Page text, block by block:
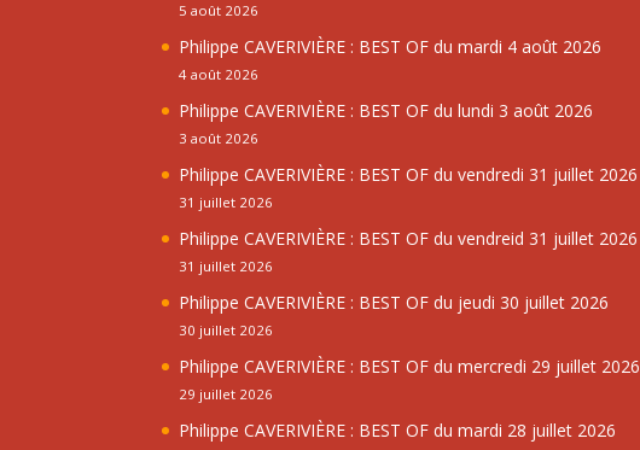
5 août 2026
Philippe CAVERIVIÈRE : BEST OF du mardi 4 août 2026
4 août 2026
Philippe CAVERIVIÈRE : BEST OF du lundi 3 août 2026
3 août 2026
Philippe CAVERIVIÈRE : BEST OF du vendredi 31 juillet 2026
31 juillet 2026
Philippe CAVERIVIÈRE : BEST OF du vendreid 31 juillet 2026
31 juillet 2026
Philippe CAVERIVIÈRE : BEST OF du jeudi 30 juillet 2026
30 juillet 2026
Philippe CAVERIVIÈRE : BEST OF du mercredi 29 juillet 2026
29 juillet 2026
Philippe CAVERIVIÈRE : BEST OF du mardi 28 juillet 2026